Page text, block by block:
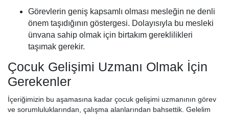
Görevlerin geniş kapsamlı olması mesleğin ne denli
önem taşıdığının göstergesi. Dolayısıyla bu mesleki
ünvana sahip olmak için birtakım gereklilikleri
taşımak gerekir.
Çocuk Gelişimi Uzmanı Olmak İçin
Gerekenler
İçeriğimizin bu aşamasına kadar çocuk gelişimi uzmanının görev
ve sorumluluklarından, çalışma alanlarından bahsettik. Gelelim